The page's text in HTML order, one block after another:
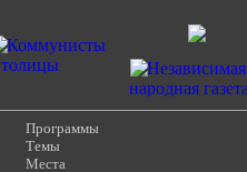
Программы
Темы
Места